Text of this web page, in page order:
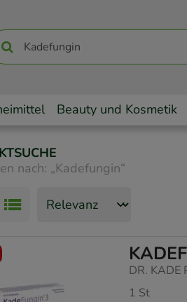
Beauty und Kosmetik
nach: „Kadefungin“
DR. KADE
1 St